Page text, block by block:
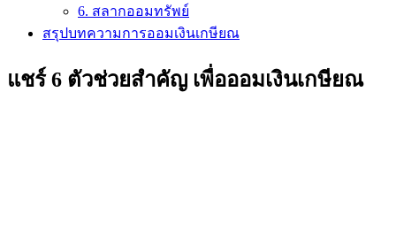
6. สลากออมทรัพย์
สรุปบทความการออมเงินเกษียณ
แชร์ 6 ตัวช่วยสำคัญ เพื่อออมเงินเกษียณ